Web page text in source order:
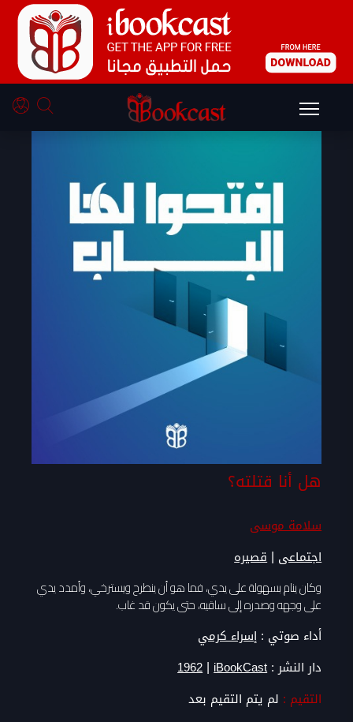
هل أنا قتلته؟
سلامة موسى
اجتماعى |قصيره
وكان ينام بسهولة على يدي، فما هو أن ينطرح ويسترخي، وأمدد يدي
على وجهه وصدره إلى ساقيه، حتى يكون قد غاب.
أداء صوتي : إسراء كرمي
دار النشر :iBookCast
|
1962
التقيم : لم يتم التقيم بعد